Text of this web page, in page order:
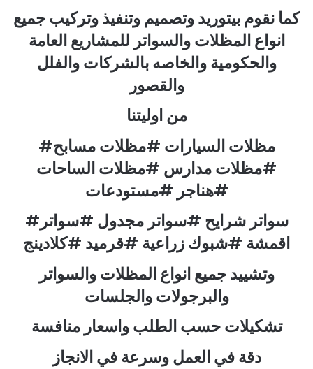
كما نقوم بيتوريد وتصميم وتنفيذ وتركيب جميع
انواع المظلات والسواتر للمشاريع العامة
والحكومية والخاصه بالشركات والفلل
والقصور
من اوليتنا
#مظلات السيارات #مظلات مسابح
#مظلات مدارس #مظلات الساحات
#هناجر #مستودعات
#سواتر شرايح #سواتر مجدول #سواتر
اقمشة #شبوك زراعية #قرميد #كلادينج
وتشييد جميع انواع المظلات والسواتر
والبرجولات والجلسات
تشكيلات حسب الطلب واسعار منافسة
دقة في العمل وسرعة في الانجاز